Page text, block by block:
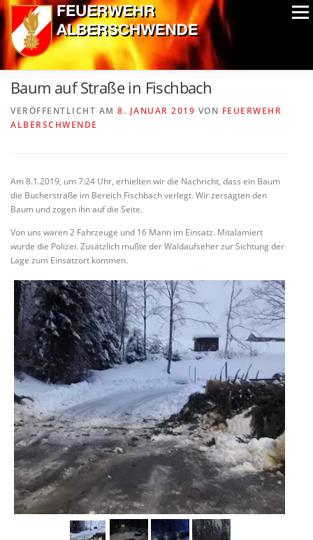
Zum
Inhalt
springen
Menü
ALPIN-NASSWETTBEWERB MITGLIEDER
AUSRÜSTUNG CHRONIK EXTRAS
Baum auf Straße in Fischbach
VERÖFFENTLICHT AM 8. JANUAR 2019 VON FEUERWEHR
ALBERSCHWENDE
Am 8.1.2019, um 7:24 Uhr, erhielten wir die Nachricht, dass ein Baum
die Bucherstraße im Bereich Fischbach verlegt. Wir zersägten den
Baum und zogen ihn auf die Seite.
Von uns waren 2 Fahrzeuge und 16 Mann im Einsatz. Mitalamiert
wurde die Polizei. Zusätzlich mußte der Waldaufseher zur Sichtung der
Lage zum Einsatzort kommen.